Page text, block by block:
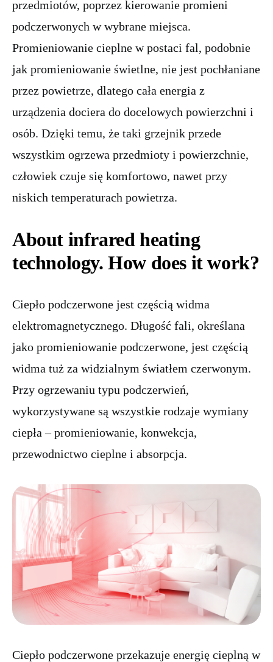
przedmiotów, poprzez kierowanie promieni
podczerwonych w wybrane miejsca.
Promieniowanie cieplne w postaci fal, podobnie
jak promieniowanie świetlne, nie jest pochłaniane
przez powietrze, dlatego cała energia z
urządzenia dociera do docelowych powierzchni i
osób. Dzięki temu, że taki grzejnik przede
wszystkim ogrzewa przedmioty i powierzchnie,
człowiek czuje się komfortowo, nawet przy
niskich temperaturach powietrza.
About infrared heating
technology. How does it work?
Ciepło podczerwone jest częścią widma
elektromagnetycznego. Długość fali, określana
jako promieniowanie podczerwone, jest częścią
widma tuż za widzialnym światłem czerwonym.
Przy ogrzewaniu typu podczerwień,
wykorzystywane są wszystkie rodzaje wymiany
ciepła – promieniowanie, konwekcja,
przewodnictwo cieplne i absorpcja.
Ciepło podczerwone przekazuje energię cieplną w